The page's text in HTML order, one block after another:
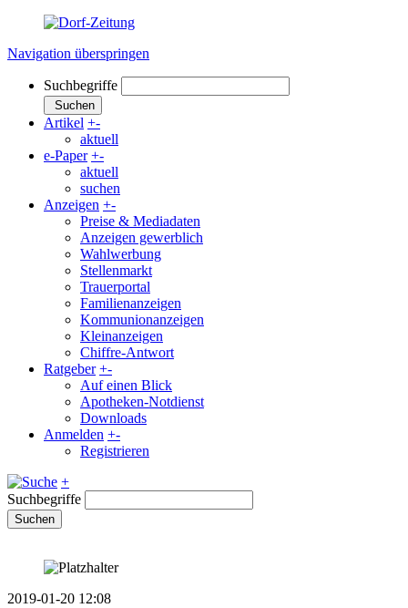
Navigation überspringen
Suchbegriffe
Suchen
Artikel +-
aktuell
e-Paper +-
aktuell
suchen
Anzeigen +-
Preise & Mediadaten
Anzeigen gewerblich
Wahlwerbung
Stellenmarkt
Trauerportal
Familienanzeigen
Kommunionanzeigen
Kleinanzeigen
Chiffre-Antwort
Ratgeber +-
Auf einen Blick
Apotheken-Notdienst
Downloads
Anmelden +-
Registrieren
+
Suchbegriffe
Suchen
2019-01-20 12:08